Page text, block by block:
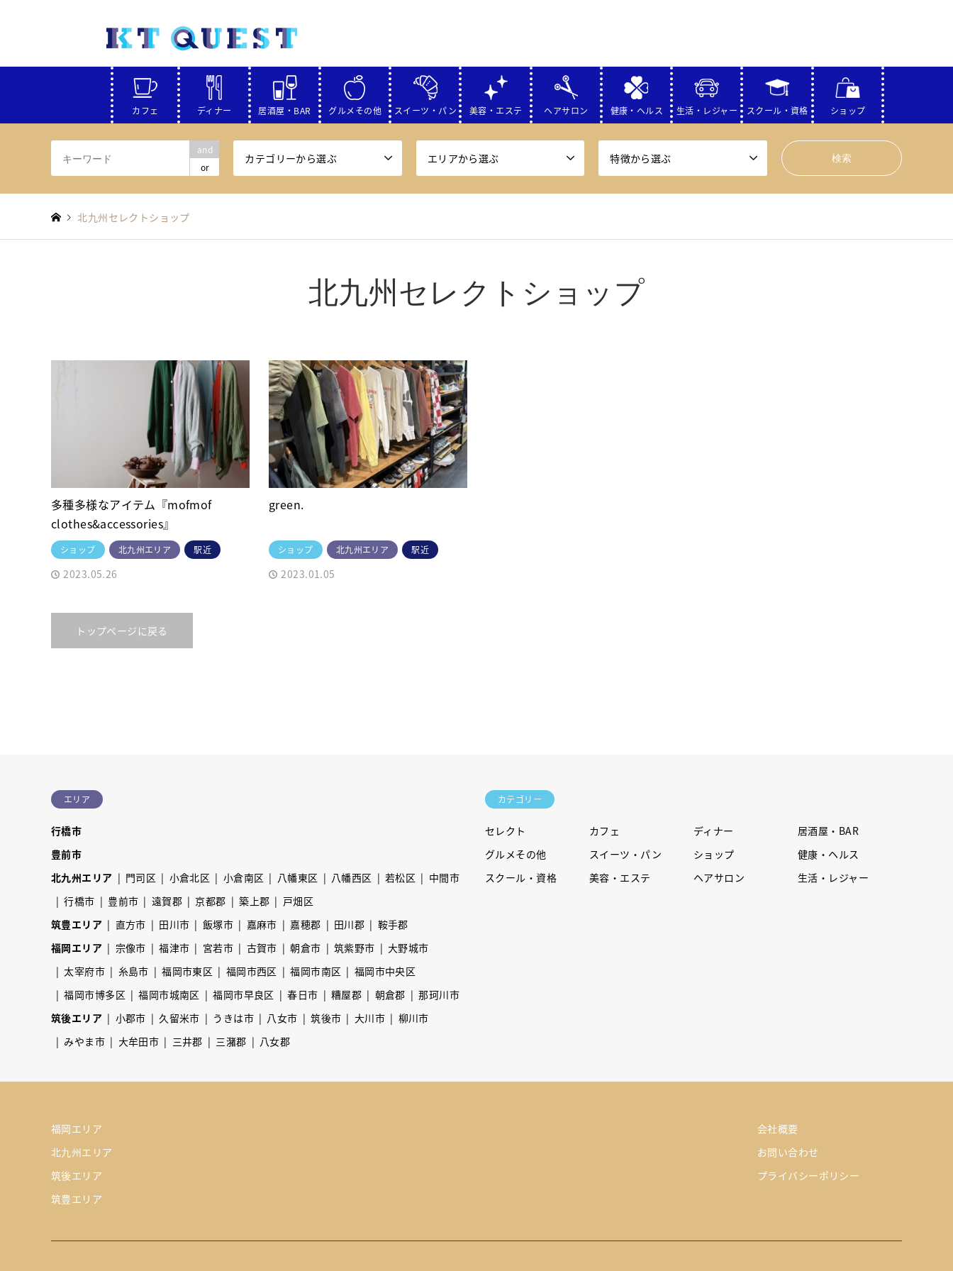
カフェ ディナー 居酒屋・BAR グルメその他 スイーツ・パン 美容・エステ ヘアサロン 健康・ヘルス 生活・レジャー スクール・資格 ショップ
and
or
カテゴリーから選ぶ エリアから選ぶ 特徴から選ぶ
北九州セレクトショップ
北九州セレクトショップ
多種多様なアイテム『mofmof
clothes&accessories』
ショップ 北九州エリア 駅近
2023.05.26
green.
ショップ 北九州エリア 駅近
2023.01.05
トップページに戻る
エリア
行橋市
豊前市
北九州エリア
門司区 小倉北区 小倉南区 八幡東区 八幡西区 若松区
中間市
行橋市
豊前市 遠賀郡 京都郡 築上郡
戸畑区
筑豊エリア
直方市 田川市 飯塚市 嘉麻市 嘉穂郡 田川郡
鞍手郡
福岡エリア
宗像市 福津市 宮若市 古賀市 朝倉市 筑紫野市
大野城市
太宰府市
糸島市 福岡市東区 福岡市西区 福岡市南区
福岡市中央区
福岡市博多区
福岡市城南区 福岡市早良区 春日市 糟屋郡 朝倉郡
那珂川市
筑後エリア
小郡市 久留米市 うきは市 八女市 筑後市 大川市
柳川市
みやま市
大牟田市 三井郡 三潴郡 八女郡
カテゴリー
セレクト カフェ ディナー
居酒屋・BAR
グルメその他
スイーツ・パン ショップ
健康・ヘルス
スクール・資格
美容・エステ ヘアサロン 生活・レジャー
福岡エリア
北九州エリア
筑後エリア
筑豊エリア
会社概要
お問い合わせ
プライバシーポリシー